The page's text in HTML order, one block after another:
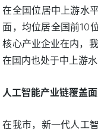
在全国位居中上游水
面，均位居全国前10
核心产业企业在内，
在国内也处于中上游水
人工智能产业链覆盖
在我市，新一代人工